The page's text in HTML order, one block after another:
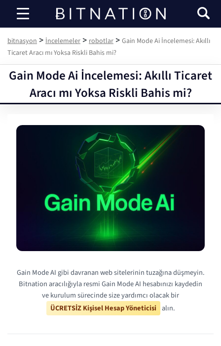
bitnasyon
bitnasyon > İncelemeler > robotlar > Gain Mode Ai İncelemesi: Akıllı
Ticaret Aracı mı Yoksa Riskli Bahis mi?
Gain Mode Ai İncelemesi: Akıllı Ticaret
Aracı mı Yoksa Riskli Bahis mi?
Gain Mode AI gibi davranan web sitelerinin tuzağına düşmeyin.
Bitnation aracılığıyla resmi Gain Mode AI hesabınızı kaydedin
ve kurulum sürecinde size yardımcı olacak bir
ÜCRETSİZ Kişisel Hesap Yöneticisi alın.